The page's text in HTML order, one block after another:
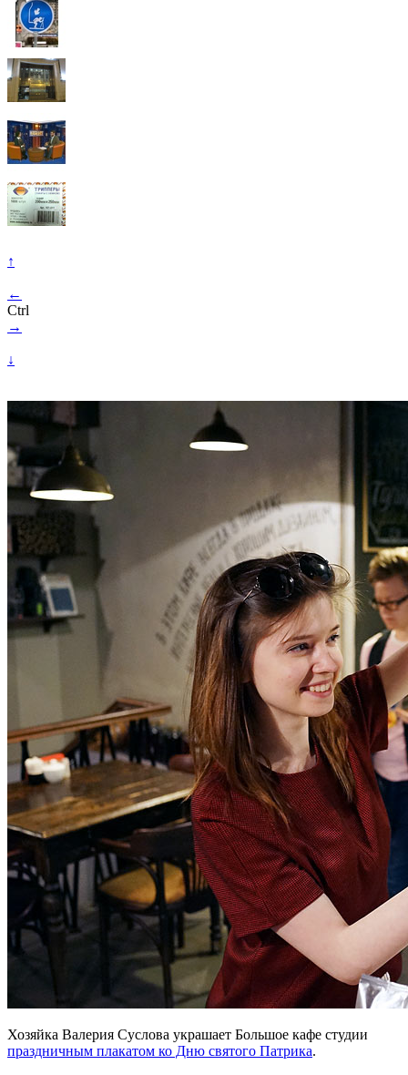
↑
←
Ctrl
→
↓
Хозяйка Валерия Суслова украшает Большое кафе студии
праздничным плакатом ко Дню святого Патрика.